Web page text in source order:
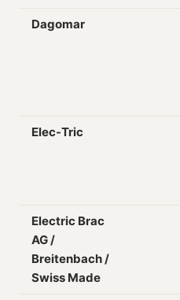
Dagomar
Elec-Tric
Electric Brac
AG /
Breitenbach /
Swiss Made